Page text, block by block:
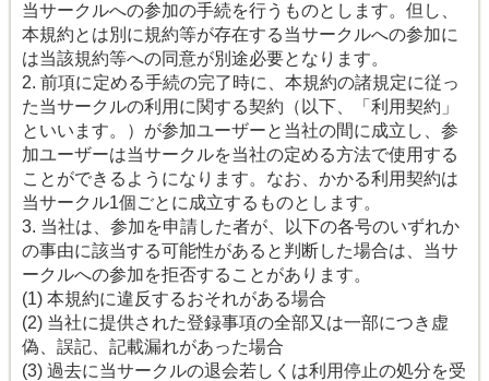
当サークルへの参加の手続を行うものとします。但し、
本規約とは別に規約等が存在する当サークルへの参加に
は当該規約等への同意が別途必要となります。
2. 前項に定める手続の完了時に、本規約の諸規定に従っ
た当サークルの利用に関する契約（以下、「利用契約」
といいます。）が参加ユーザーと当社の間に成立し、参
加ユーザーは当サークルを当社の定める方法で使用する
ことができるようになります。なお、かかる利用契約は
当サークル1個ごとに成立するものとします。
3. 当社は、参加を申請した者が、以下の各号のいずれか
の事由に該当する可能性があると判断した場合は、当サ
ークルへの参加を拒否することがあります。
(1) 本規約に違反するおそれがある場合
(2) 当社に提供された登録事項の全部又は一部につき虚
偽、誤記、記載漏れがあった場合
(3) 過去に当サークルの退会若しくは利用停止の処分を受